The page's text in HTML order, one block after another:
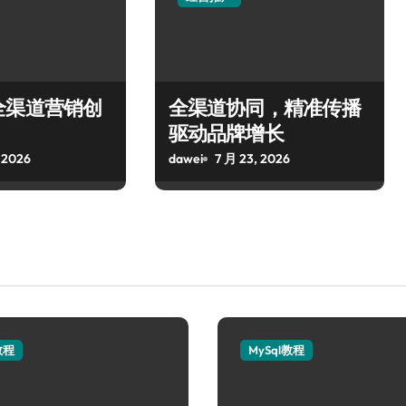
道营销创
2026
全渠道协同，精准传播
驱动品牌增长
dawei 7 月 23, 2026
程 MySql教程